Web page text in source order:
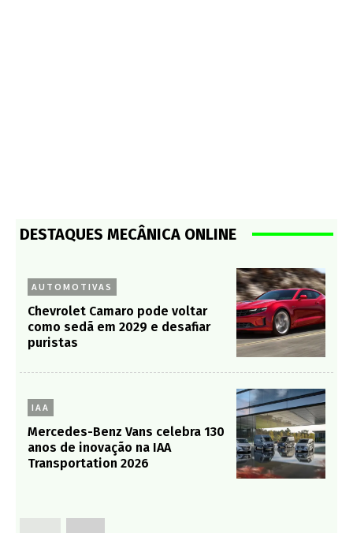
DESTAQUES MECÂNICA ONLINE
AUTOMOTIVAS
Chevrolet Camaro pode voltar
como sedã em 2029 e desafiar
puristas
IAA
Mercedes-Benz Vans celebra 130
anos de inovação na IAA
Transportation 2026